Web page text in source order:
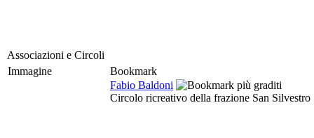
Associazioni e Circoli
Immagine
Bookmark
Fabio Baldoni
Circolo ricreativo della frazione San Silvestro